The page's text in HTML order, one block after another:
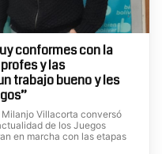
conformes con la
y las
trabajo bueno y les
Villacorta conversó
de los Juegos
en marcha con las etapas